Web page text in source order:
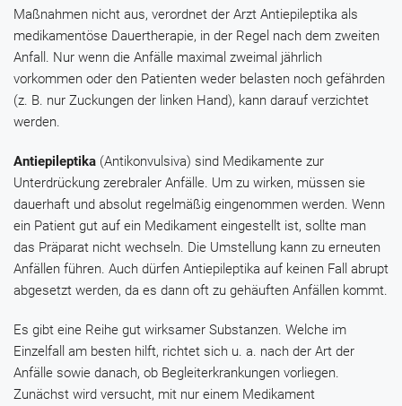
Maßnahmen nicht aus, verordnet der Arzt Antiepileptika als
medikamentöse Dauertherapie, in der Regel nach dem zweiten
Anfall. Nur wenn die Anfälle maximal zweimal jährlich
vorkommen oder den Patienten weder belasten noch gefährden
(z. B. nur Zuckungen der linken Hand), kann darauf verzichtet
werden.
Antiepileptika (Antikonvulsiva) sind Medikamente zur
Unterdrückung zerebraler Anfälle. Um zu wirken, müssen sie
dauerhaft und absolut regelmäßig eingenommen werden. Wenn
ein Patient gut auf ein Medikament eingestellt ist, sollte man
das Präparat nicht wechseln. Die Umstellung kann zu erneuten
Anfällen führen. Auch dürfen Antiepileptika auf keinen Fall abrupt
abgesetzt werden, da es dann oft zu gehäuften Anfällen kommt.
Es gibt eine Reihe gut wirksamer Substanzen. Welche im
Einzelfall am besten hilft, richtet sich u. a. nach der Art der
Anfälle sowie danach, ob Begleiterkrankungen vorliegen.
Zunächst wird versucht, mit nur einem Medikament